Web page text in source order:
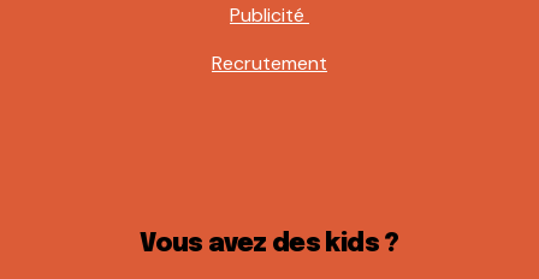
Publicité
Recrutement
Vous avez des kids ?